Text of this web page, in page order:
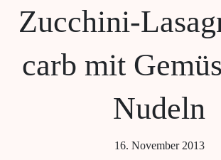
Zucchini-
carb mit
Nudeln
16. November 2013